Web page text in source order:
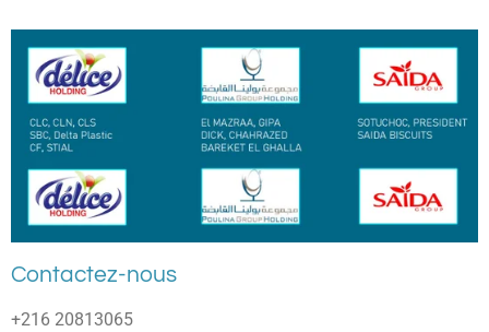
Contactez-nous
+216 20813065